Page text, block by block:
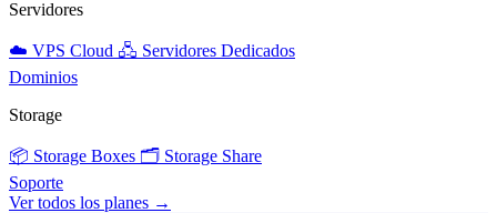
Servidores
☁️ VPS Cloud 🖧 Servidores Dedicados
Dominios
Storage
📦 Storage Boxes 🗂️ Storage Share
Soporte
Ver todos los planes →